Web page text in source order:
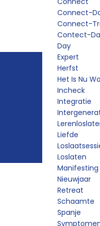
Connect-
Connect-
Contect-
Day
Expert
Herfst
Het Is Nu
Incheck
Integratie
Liefde
Loslaten
Manifesting
Nieuwjaar
Retreat
Schaamte
Spanje